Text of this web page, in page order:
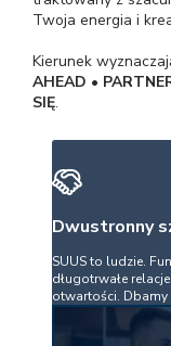
Twoja energia i
Kierunek
AHEAD •
SIĘ.
Dwustronny
SUUS to ludzie.
długotrwałe
otwartości. Dbamy